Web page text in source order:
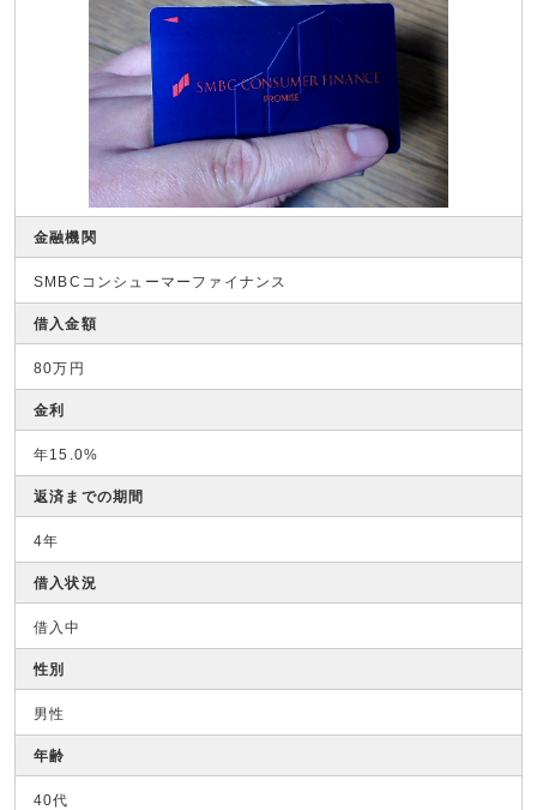
金融機関
SMBCコンシューマーファイナンス
借入金額
80万円
金利
年15.0%
返済までの期間
4年
借入状況
借入中
性別
男性
年齢
40代